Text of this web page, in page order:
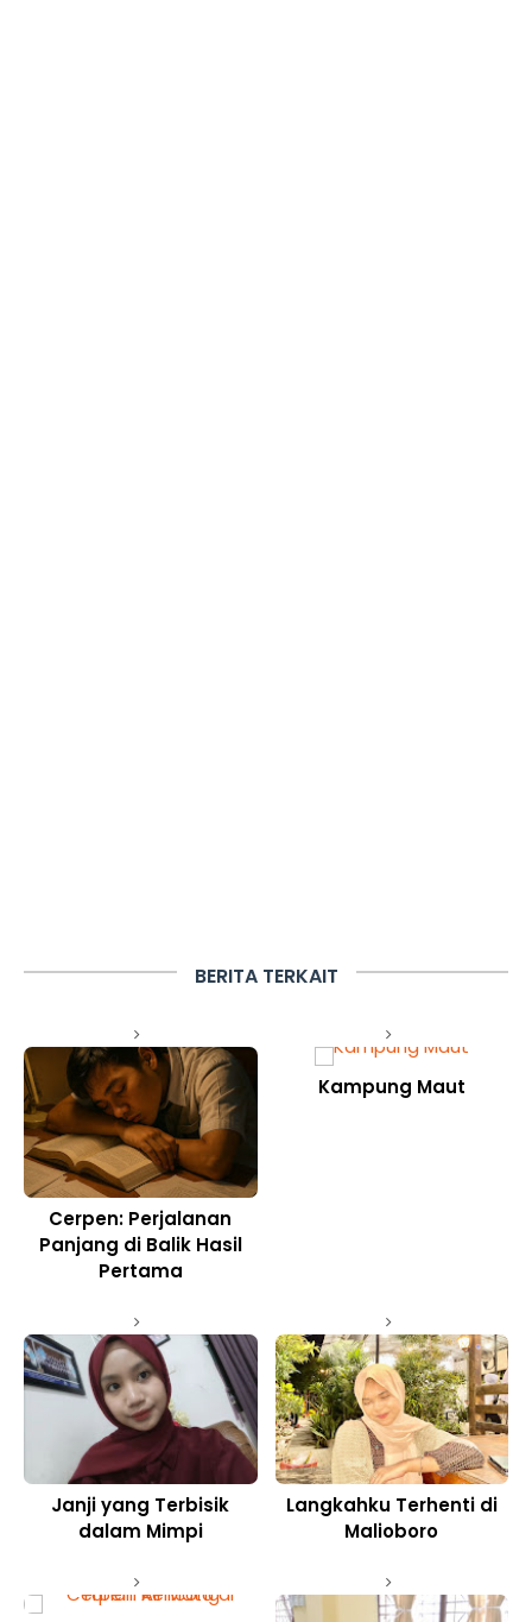
BERITA TERKAIT
Cerpen: Perjalanan
Panjang di Balik Hasil
Pertama
Kampung Maut
Janji yang Terbisik
dalam Mimpi
Langkahku Terhenti di
Malioboro